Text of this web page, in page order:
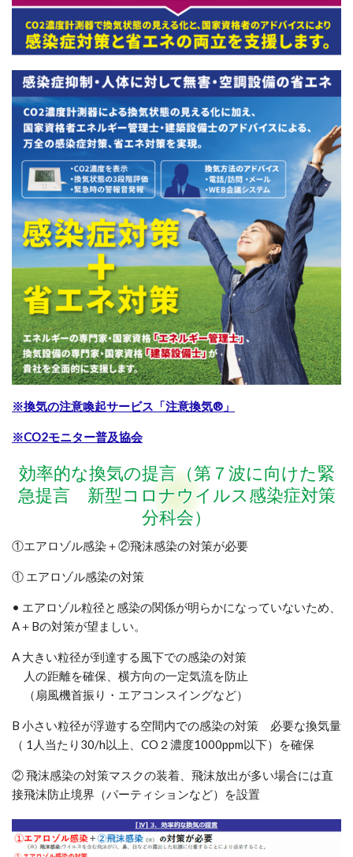
※換気の注意喚起サービス「注意換気®」
※CO2モニター普及協会
効率的な換気の提言（第７波に向けた緊
急提言 新型コロナウイルス感染症対策
分科会）
①エアロゾル感染＋②飛沫感染の対策が必要
① エアロゾル感染の対策
• エアロゾル粒径と感染の関係が明らかになっていないため、
A＋Bの対策が望ましい。
A 大きい粒径が到達する風下での感染の対策
人の距離を確保、横方向の一定気流を防止
（扇風機首振り・エアコンスイングなど）
B 小さい粒径が浮遊する空間内での感染の対策 必要な換気量
（ 1人当たり30/h以上、CO２濃度1000ppm以下）を確保
② 飛沫感染の対策マスクの装着、飛沫放出が多い場合には直
接飛沫防止境界（パーティションなど）を設置